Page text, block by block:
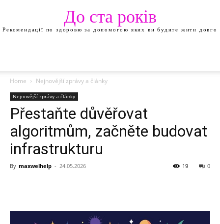
До ста років
Рекомендації по здоровю за допомогою яких ви будите жити довго
Home Nejnovější zprávy a články
Nejnovější zprávy a články
Přestaňte důvěřovat
algoritmům, začněte budovat
infrastrukturu
By maxwelhelp - 24.05.2026 0
19